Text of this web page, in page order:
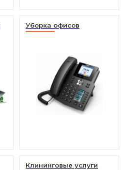
Уборка офисов
Клининговые услуги